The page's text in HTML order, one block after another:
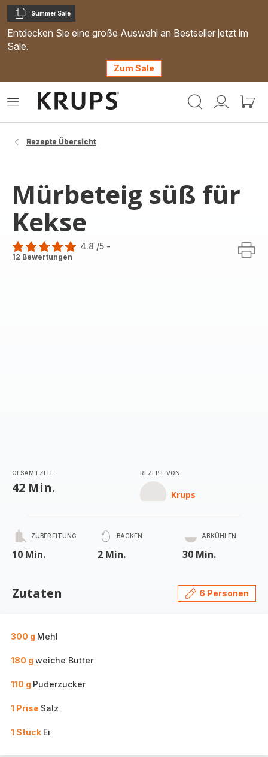
Kopieren
Summer Sale
Entdecken Sie eine große Auswahl an Bestseller jetzt im
Sale.
Zum Sale
Mein
Mein
Das
Rezepte Übersicht
Mürbeteig süß für
Kekse
ratings.4.8
4.8 /5 -
12 Bewertungen
GESAMTZEIT
42 Min.
REZEPT VON
Krups
ZUBEREITUNG
10 Min.
BACKEN
2 Min.
ABKÜHLEN
30 Min.
Zutaten 6 Personen
300 g Mehl
180 g weiche Butter
110 g Puderzucker
1 Prise Salz
1 Stück Ei